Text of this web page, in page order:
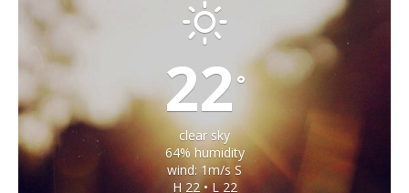
22 °
clear sky
64% humidity
wind: 1m/s S
H 22 • L 22